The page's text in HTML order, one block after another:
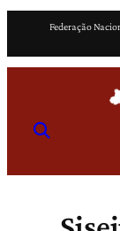
o
Federação